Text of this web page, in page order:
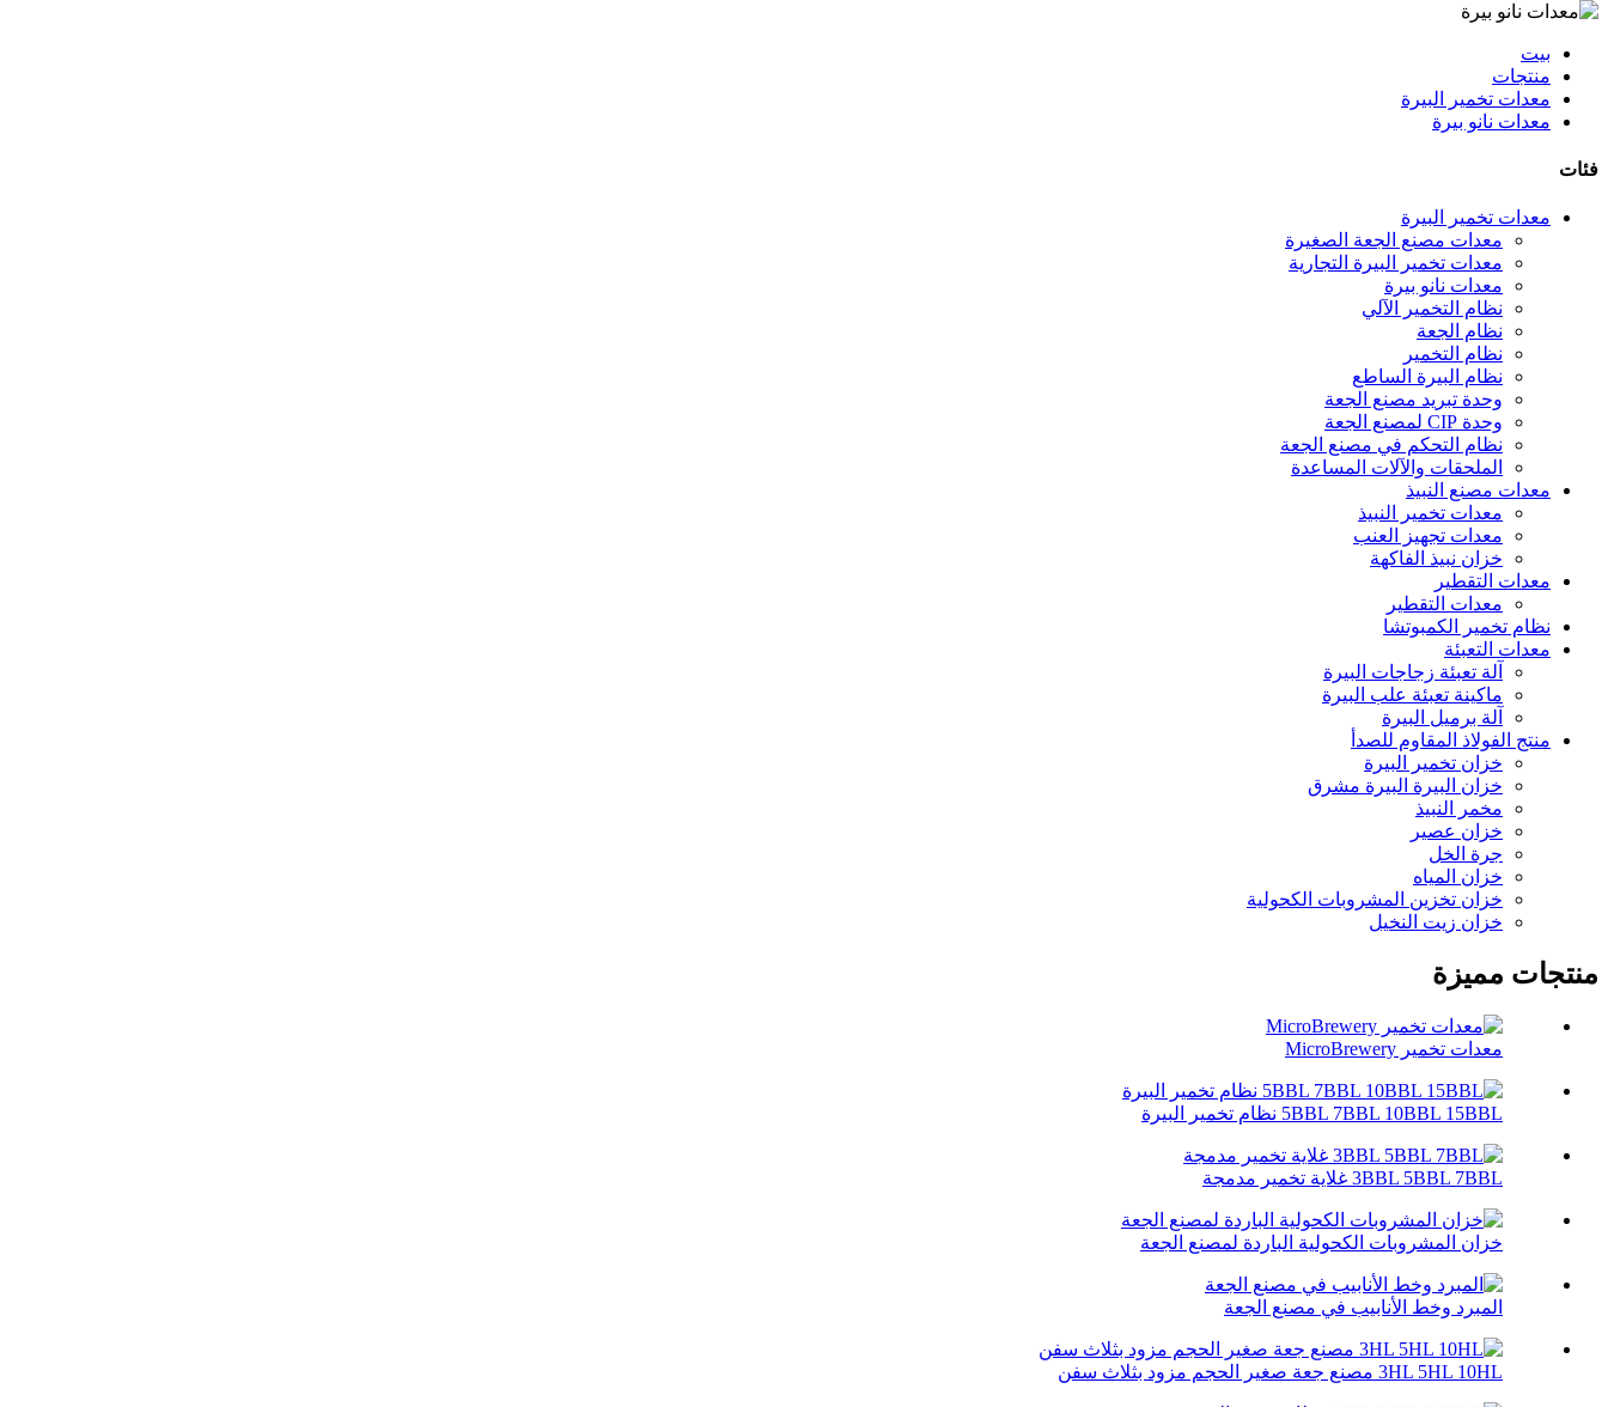
بيت
منتجات
معدات تخمير البيرة
معدات نانو بيرة
فئات
معدات تخمير البيرة
معدات مصنع الجعة الصغيرة
معدات تخمير البيرة التجارية
معدات نانو بيرة
نظام التخمير الآلي
نظام الجعة
نظام التخمير
نظام البيرة الساطع
وحدة تبريد مصنع الجعة
وحدة CIP لمصنع الجعة
نظام التحكم في مصنع الجعة
الملحقات والآلات المساعدة
معدات مصنع النبيذ
معدات تخمير النبيذ
معدات تجهيز العنب
خزان نبيذ الفاكهة
معدات التقطير
معدات التقطير
نظام تخمير الكمبوتشا
معدات التعبئة
آلة تعبئة زجاجات البيرة
ماكينة تعبئة علب البيرة
آلة برميل البيرة
منتج الفولاذ المقاوم للصدأ
خزان تخمير البيرة
خزان البيرة البيرة مشرق
مخمر النبيذ
خزان عصير
جرة الخل
خزان المياه
خزان تخزين المشروبات الكحولية
خزان زيت النخيل
منتجات مميزة
معدات تخمير MicroBrewery
5BBL 7BBL 10BBL 15BBL نظام تخمير البيرة
3BBL 5BBL 7BBL غلاية تخمير مدمجة
خزان المشروبات الكحولية الباردة لمصنع الجعة
المبرد وخط الأنابيب في مصنع الجعة
3HL 5HL 10HL مصنع جعة صغير الحجم مزود بثلاث سفن